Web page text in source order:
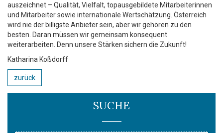
auszeichnet – Qualität, Vielfalt, topausgebildete Mitarbeiterinnen
und Mitarbeiter sowie internationale Wertschätzung. Österreich
wird nie der billigste Anbieter sein, aber wir gehören zu den
besten. Daran müssen wir gemeinsam konsequent
weiterarbeiten. Denn unsere Stärken sichern die Zukunft!
Katharina Koßdorff
zurück
SUCHE